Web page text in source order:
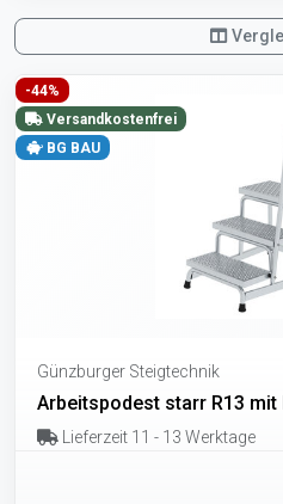
-44%
Versandkostenfrei
BG BAU
Günzburger Steigtechnik
Arbeitspodest starr R13 mit
Lieferzeit 11 - 13 Werktage